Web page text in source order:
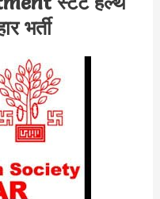
भर्ती